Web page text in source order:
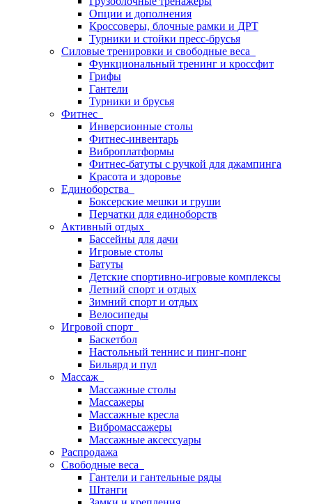
Опции и дополнения
Кроссоверы, блочные рамки и ДРТ
Турники и стойки пресс-брусья
Силовые тренировки и свободные веса
Функциональный тренинг и кроссфит
Грифы
Гантели
Турники и брусья
Фитнес
Инверсионные столы
Фитнес-инвентарь
Виброплатформы
Фитнес-батуты с ручкой для джампинга
Красота и здоровье
Единоборства
Боксерские мешки и груши
Перчатки для единоборств
Активный отдых
Бассейны для дачи
Игровые столы
Батуты
Детские спортивно-игровые комплексы
Летний спорт и отдых
Зимний спорт и отдых
Велосипеды
Игровой спорт
Баскетбол
Настольный теннис и пинг-понг
Бильярд и пул
Массаж
Массажные столы
Массажеры
Массажные кресла
Вибромассажеры
Массажные аксессуары
Распродажа
Свободные веса
Гантели и гантельные ряды
Штанги